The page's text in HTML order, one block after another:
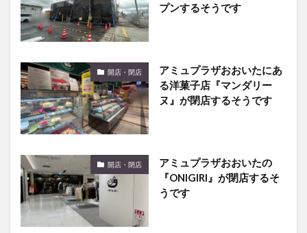
プンするそうです
開店・閉店
アミュプラザおおいたにあ
る洋菓子店『マンダリー
ヌ』が閉店するそうです
開店・閉店
アミュプラザおおいたの
『ONIGIRI』が閉店するそ
うです